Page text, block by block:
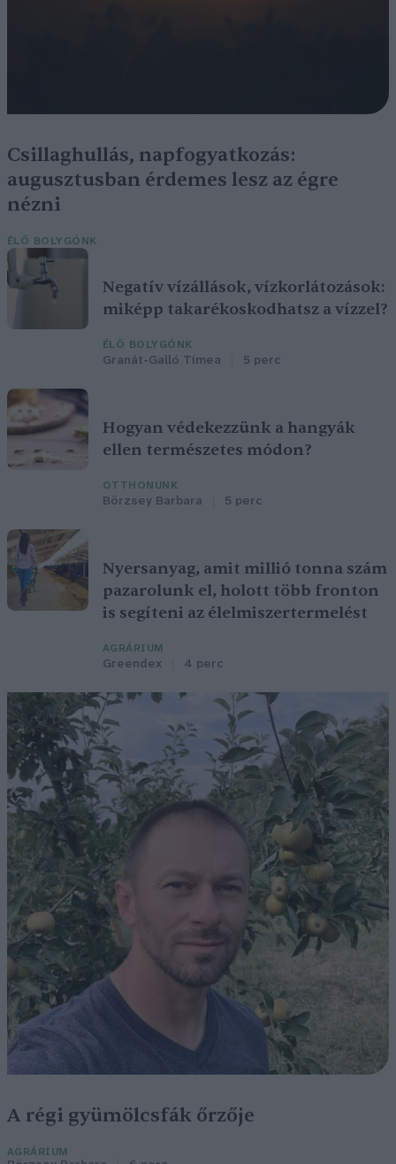
Csillaghullás, napfogyatkozás:
augusztusban érdemes lesz az égre
nézni
ÉLŐ BOLYGÓNK
Negatív vízállások, vízkorlátozások:
miképp takarékoskodhatsz a vízzel?
ÉLŐ BOLYGÓNK
Granát-Galló Tímea 5 perc
Hogyan védekezzünk a hangyák
ellen természetes módon?
OTTHONUNK
Börzsey Barbara 5 perc
Nyersanyag, amit millió tonna szám
pazarolunk el, holott több fronton
is segíteni az élelmiszertermelést
AGRÁRIUM
Greendex 4 perc
A régi gyümölcsfák őrzője
AGRÁRIUM